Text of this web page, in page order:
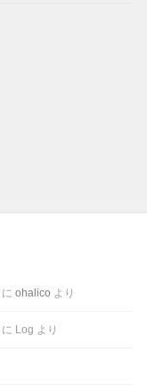
に ohalico より
に Log より